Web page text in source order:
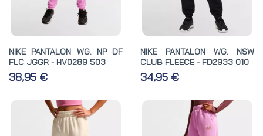
NIKE PANTALON WG. NP DF
FLC JGGR - HV0289 503
38,95 €
NIKE PANTALON WG. NSW
CLUB FLEECE - FD2933 010
34,95 €